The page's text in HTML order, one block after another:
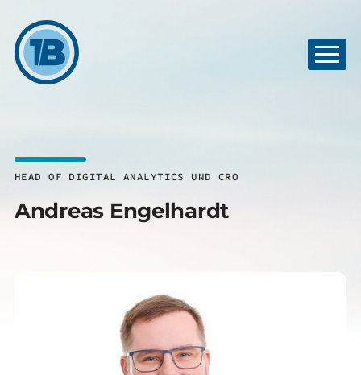
HEAD OF DIGITAL ANALYTICS UND CRO
Andreas Engelhardt